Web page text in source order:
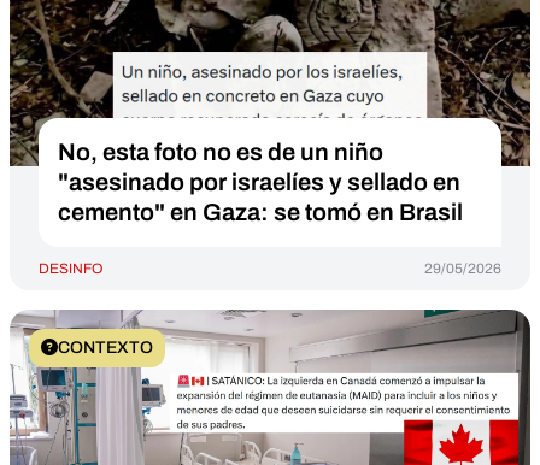
No, esta foto no es de un niño
"asesinado por israelíes y sellado en
cemento" en Gaza: se tomó en Brasil
DESINFO 29/05/2026
CONTEXTO